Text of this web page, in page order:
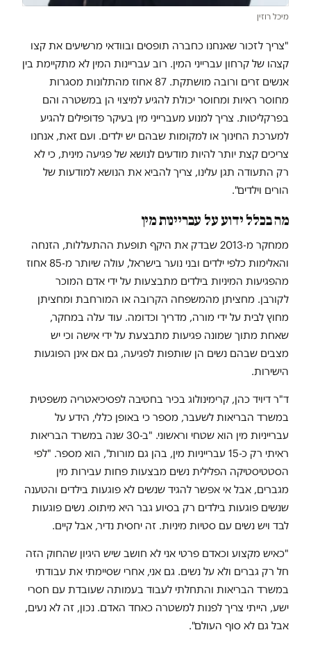
מיכל רוזין
"צריך לזכור שאנחנו כחברה תופסים ובוודאי מרשיעים את קצו
קצהו של קרחון עברייני המין. רוב עבריינות המין לא מתקיימת בין
אנשים זרים ורובה מושתקת. 87 אחוז מהתלונות מסגרות
מחוסר ראיות ומחוסר יכולת להגיע למיצוי הן במשטרה והם
בפרקליטות. צריך למנוע מעברייני מין בעיקר פדופילים להגיע
למערכת החינוך או למקומות שבהם יש ילדים. ועם זאת, אנחנו
צריכים קצת יותר להיות מודעים לנושא של פגיעה מינית, כי לא
רק התעודה תגן עלינו, צריך להביא את הנושא למודעות של
הורים וילדים".
מה בכלל ידוע על עבריינות מין
ממחקר מ-2013 שבדק את היקף תופעת ההתעללות, הזנחה
והאלימות כלפי ילדים ובני נוער בישראל, עולה שיותר מ-85 אחוז
מהפגיעות המיניות בילדים מתבצעות על ידי אדם המוכר
לקורבן. מחציתן מהמשפחה הקרובה או המורחבת ומחציתן
מחוץ לבית על ידי מורה, מדריך וכדומה. עוד עלה במחקר,
שאחת מתוך שמונה פגיעות מתבצעת על ידי אישה וכי יש
מצבים שבהם נשים הן שותפות לפגיעה, גם אם אינן הפוגעות
הישירות.
ד"ר דיויד כהן, קרימינולוג בכיר בחטיבה לפסיכיאטריה משפטית
במשרד הבריאות לשעבר, מספר כי באופן כללי, הידע על
עברייניות מין הוא שטחי וראשוני. "ב-30 שנה במשרד הבריאות
ראיתי רק כ-15 עברייניות מין, בהן גם מורות", הוא מספר. "לפי
הסטטיסטיקה הפלילית נשים מבצעות פחות עבירות מין
מגברים, אבל אי אפשר להגיד שנשים לא פוגעות בילדים והטענה
שנשים פוגעות בילדים רק בסיוע גבר היא מיתוס. נשים פוגעות
לבד ויש נשים עם סטיות מיניות. זה יחסית נדיר, אבל קיים.
"כאיש מקצוע וכאדם פרטי אני לא חושב שיש היגיון שהחוק הזה
חל רק גברים ולא על נשים. גם אני, אחרי שסיימתי את עבודתי
במשרד הבריאות והתחלתי לעבוד בעמותה שעובדת עם חסרי
ישע, הייתי צריך לפנות למשטרה כאחד האדם. נכון, זה לא נעים,
אבל גם לא סוף העולם".